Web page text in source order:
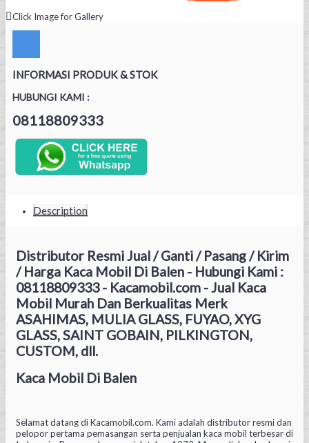
Click Image for Gallery
INFORMASI PRODUK & STOK
HUBUNGI KAMI :
08118809333
Description
Distributor Resmi Jual / Ganti / Pasang / Kirim
/ Harga Kaca Mobil Di Balen - Hubungi Kami :
08118809333 - Kacamobil.com - Jual Kaca
Mobil Murah Dan Berkualitas Merk
ASAHIMAS, MULIA GLASS, FUYAO, XYG
GLASS, SAINT GOBAIN, PILKINGTON,
CUSTOM, dll.
Kaca Mobil Di Balen
Selamat datang di Kacamobil.com. Kami adalah distributor resmi dan
pelopor pertama pemasangan serta penjualan kaca mobil terbesar di